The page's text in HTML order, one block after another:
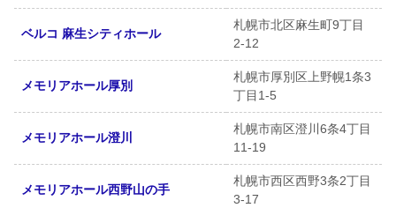
ベルコ 麻生シティホール
札幌市北区麻生町9丁目
2-12
メモリアホール厚別
札幌市厚別区上野幌1条3
丁目1-5
メモリアホール澄川
札幌市南区澄川6条4丁目
11-19
メモリアホール西野山の手
札幌市西区西野3条2丁目
3-17